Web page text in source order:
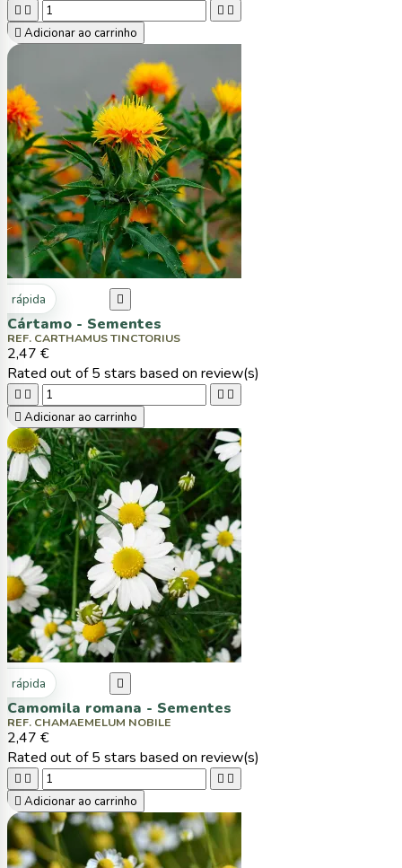
   
 Adicionar ao carrinho
rápida 
Cártamo - Sementes
REF. CARTHAMUS TINCTORIUS
2,47 €
Rated out of 5 stars based on review(s)
   
 Adicionar ao carrinho
rápida 
Camomila romana - Sementes
REF. CHAMAEMELUM NOBILE
2,47 €
Rated out of 5 stars based on review(s)
   
 Adicionar ao carrinho